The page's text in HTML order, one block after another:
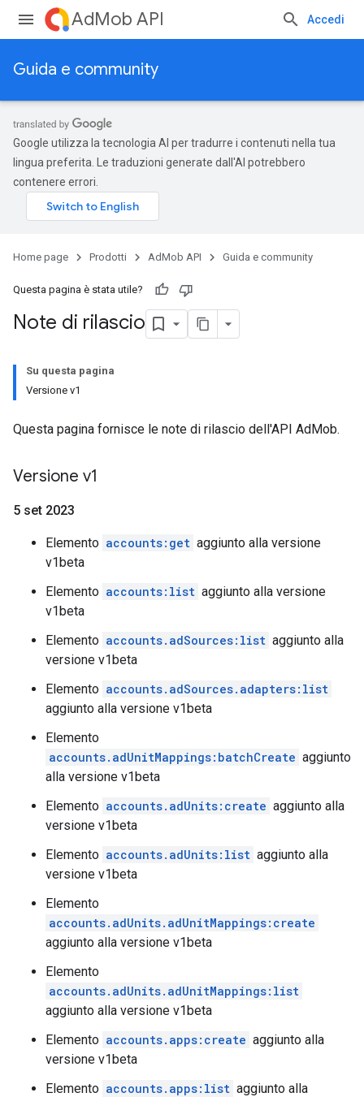
AdMob API Accedi
Guida e community
Google utilizza la tecnologia AI per tradurre i contenuti nella tua
lingua preferita. Le traduzioni generate dall'AI potrebbero
contenere errori.
Home page Prodotti AdMob API Guida e community
Questa pagina è stata utile?
Note di rilascio
Su questa pagina
Versione v1
Questa pagina fornisce le note di rilascio dell'API AdMob.
Versione v1
5 set 2023
Elemento accounts:get aggiunto alla versione
v1beta
Elemento accounts:list aggiunto alla versione
v1beta
Elemento accounts.adSources:list aggiunto alla
versione v1beta
Elemento accounts.adSources.adapters:list
aggiunto alla versione v1beta
Elemento
accounts.adUnitMappings:batchCreate aggiunto
alla versione v1beta
Elemento accounts.adUnits:create aggiunto alla
versione v1beta
Elemento accounts.adUnits:list aggiunto alla
versione v1beta
Elemento
accounts.adUnits.adUnitMappings:create
aggiunto alla versione v1beta
Elemento
accounts.adUnits.adUnitMappings:list
aggiunto alla versione v1beta
Elemento accounts.apps:create aggiunto alla
versione v1beta
Elemento accounts.apps:list aggiunto alla